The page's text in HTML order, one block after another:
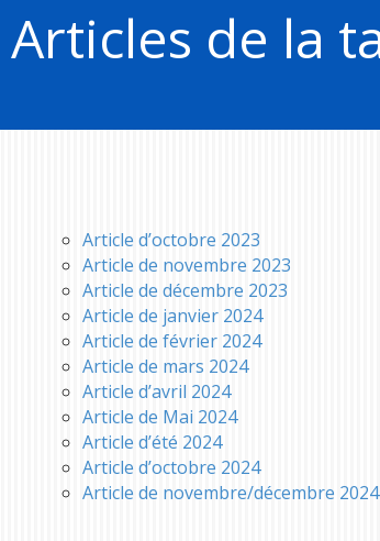
Articles de la
Article d’octobre 2023
Article de novembre 2023
Article de décembre 2023
Article de janvier 2024
Article de février 2024
Article de mars 2024
Article d’avril 2024
Article de Mai 2024
Article d’été 2024
Article d’octobre 2024
Article de novembre/décembre 2024